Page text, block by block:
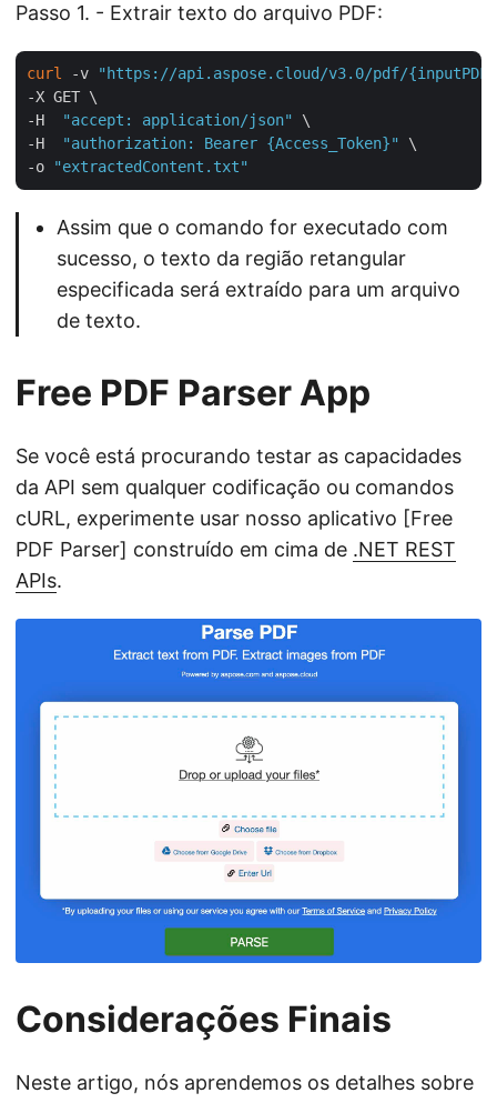
Passo 1. - Extrair texto do arquivo PDF:
curl -v
"https://api.aspose.cloud/v3.0/pdf/{inputPDF}/
-X GET \
-H
"accept: application/json"
\
-H
"authorization: Bearer {Access_Token}"
\
-o
"extractedContent.txt"
Assim que o comando for executado com
sucesso, o texto da região retangular
especificada será extraído para um arquivo
de texto.
Free PDF Parser App
Se você está procurando testar as capacidades
da API sem qualquer codificação ou comandos
cURL, experimente usar nosso aplicativo [Free
PDF Parser] construído em cima de .NET REST
APIs.
Considerações Finais
Neste artigo, nós aprendemos os detalhes sobre